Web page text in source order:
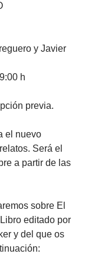
y Javier
h
previa.
el nuevo
Será el
a partir de las
sobre El
editado por
y del que os